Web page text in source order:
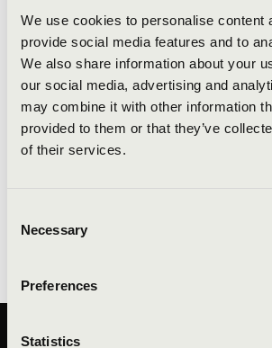
We use cookies to personalise content
provide social media features and to
We also share information about your
our social media, advertising and
may combine it with other information
provided to them or that they’ve
of their services.
Selection
Necessary
Preferences
Statistics
történetéről, az afrikai
műfajok
aktív közreműködésével
gazdag világot a
klasszikus jazzen
Könnyed
szerep jut a hangszerek
közösen énekelhetik az